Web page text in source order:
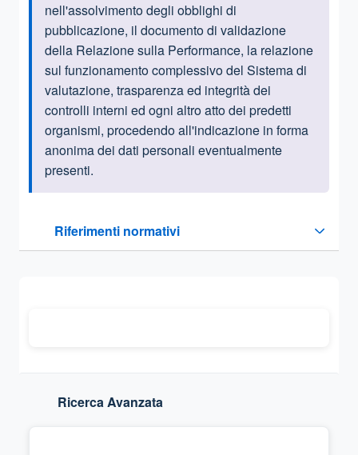
nell'assolvimento degli obblighi di
pubblicazione, il documento di validazione
della Relazione sulla Performance, la relazione
sul funzionamento complessivo del Sistema di
valutazione, trasparenza ed integrità dei
controlli interni ed ogni altro atto dei predetti
organismi, procedendo all'indicazione in forma
anonima dei dati personali eventualmente
presenti.
Riferimenti normativi
Sezione compressa
Ricerca Avanzata